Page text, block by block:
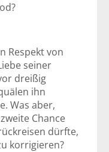
Respekt von
seiner
dreißig
ihn
Was aber,
Chance
dürfte,
korrigieren?